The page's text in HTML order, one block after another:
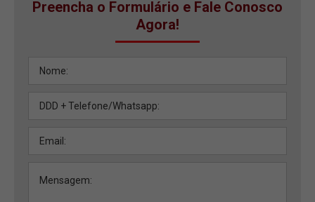
Preencha o Formulário e Fale Conosco
Agora!